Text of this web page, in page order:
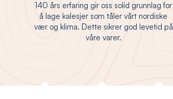
140 års erfaring gir oss solid grunnlag for
å lage kalesjer som tåler vårt nordiske
vær og klima. Dette sikrer god levetid på
våre varer.